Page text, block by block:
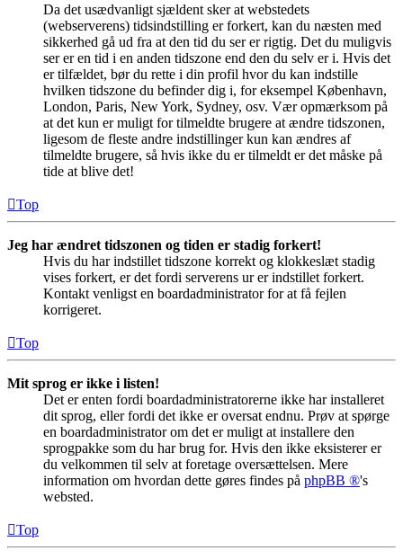
Da det usædvanligt sjældent sker at webstedets
(webserverens) tidsindstilling er forkert, kan du næsten med
sikkerhed gå ud fra at den tid du ser er rigtig. Det du muligvis
ser er en tid i en anden tidszone end den du selv er i. Hvis det
er tilfældet, bør du rette i din profil hvor du kan indstille
hvilken tidszone du befinder dig i, for eksempel København,
London, Paris, New York, Sydney, osv. Vær opmærksom på
at det kun er muligt for tilmeldte brugere at ændre tidszonen,
ligesom de fleste andre indstillinger kun kan ændres af
tilmeldte brugere, så hvis ikke du er tilmeldt er det måske på
tide at blive det!
Top
Jeg har ændret tidszonen og tiden er stadig forkert!
Hvis du har indstillet tidszone korrekt og klokkeslæt stadig
vises forkert, er det fordi serverens ur er indstillet forkert.
Kontakt venligst en boardadministrator for at få fejlen
korrigeret.
Top
Mit sprog er ikke i listen!
Det er enten fordi boardadministratorerne ikke har installeret
dit sprog, eller fordi det ikke er oversat endnu. Prøv at spørge
en boardadministrator om det er muligt at installere den
sprogpakke som du har brug for. Hvis den ikke eksisterer er
du velkommen til selv at foretage oversættelsen. Mere
information om hvordan dette gøres findes på phpBB ®'s
websted.
Top